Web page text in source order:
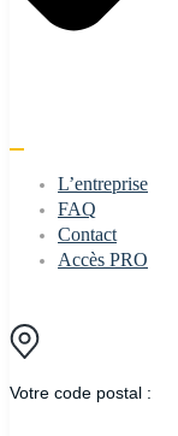
L’entreprise
FAQ
Contact
Accès PRO
Votre code postal :